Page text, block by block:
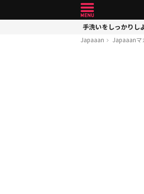
手洗いをしっかりし
Japaaan Japaaanマ